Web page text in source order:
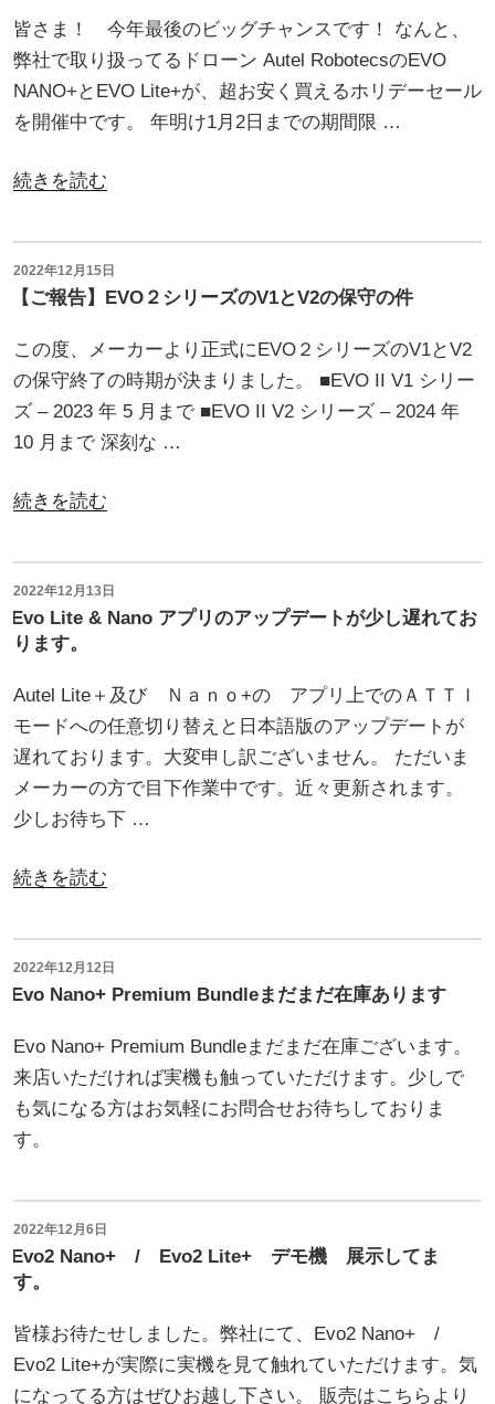
年
も
よ
ろ
く
い
し
ま
す。 ”
の
知
ら
せ
＆
ー
情
報”
の
皆さま！ 今年最後のビッグチャンスです！ なんと、
弊社で取り扱ってるドローン Autel RobotecsのEVO
NANO+とEVO Lite+が、超お安く買えるホリデーセール
を開催中です。 年明け1月2日までの期間限 …
“AUTEL
ド
ロ
ー
年
明
月
ま
で
セ
ル
開
催
中！”
の
続きを読む
投
稿
2022年12月15日
【ご報告】EVO２シリーズのV1とV2の保守の件
この度、メーカーより正式にEVO２シリーズのV1とV2
の保守終了の時期が決まりました。 ■EVO II V1 シリー
ズ – 2023 年 5 月まで ■EVO II V2 シリーズ – 2024 年
10 月まで 深刻な …
“【ご
告】
EVO
２
シ
リ
ー
ズ
の
V1
V2
保
守
の
の
続きを読む
投
稿
日:
2022年12月13日
Evo Lite & Nano アプリのアップデートが少し遅れてお
ります。
Autel Lite＋及び Ｎａｎｏ+の アプリ上でのＡＴＴＩ
モードへの任意切り替えと日本語版のアップデートが
遅れております。大変申し訳ございません。 ただいま
メーカーの方で目下作業中です。近々更新されます。
少しお待ち下 …
“Evo
&
Nano
ア
の
ア
ッ
ー
ト
少
し
続きを読む
投
稿
2022年12月12日
Evo Nano+ Premium Bundleまだまだ在庫あります
Evo Nano+ Premium Bundleまだまだ在庫ございます。
来店いただければ実機も触っていただけます。少しで
も気になる方はお気軽にお問合せお待ちしておりま
す。
投
稿
日:
2022年12月6日
Evo2 Nano+ / Evo2 Lite+ デモ機 展示してま
す。
皆様お待たせしました。弊社にて、Evo2 Nano+ /
Evo2 Lite+が実際に実機を見て触れていただけます。気
になってる方はぜひお越し下さい。 販売はこちらより